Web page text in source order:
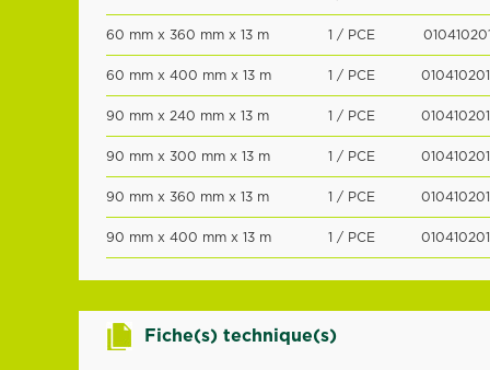
60 mm x 360 mm x 13 m 1 / PCE
60 mm x 400 mm x 13 m 1 / PCE
90 mm x 240 mm x 13 m 1 / PCE
90 mm x 300 mm x 13 m 1 / PCE
90 mm x 360 mm x 13 m 1 / PCE
90 mm x 400 mm x 13 m 1 / PCE
Fiche(s) technique(s)